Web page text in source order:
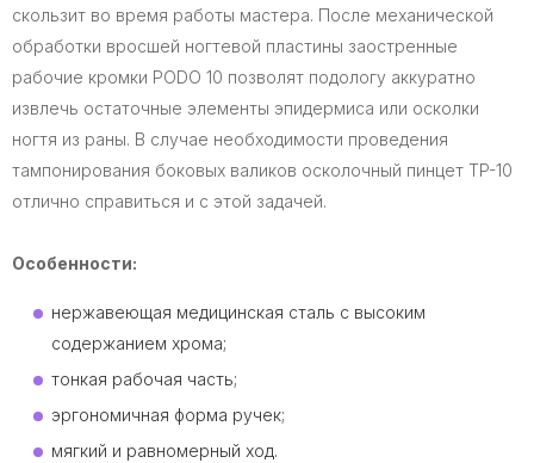
скользит во время работы мастера. После механической
обработки вросшей ногтевой пластины заостренные
рабочие кромки PODO 10 позволят подологу аккуратно
извлечь остаточные элементы эпидермиса или осколки
ногтя из раны. В случае необходимости проведения
тампонирования боковых валиков осколочный пинцет TP-10
отлично справиться и с этой задачей.
Особенности:
нержавеющая медицинская сталь с высоким
содержанием хрома;
тонкая рабочая часть;
эргономичная форма ручек;
мягкий и равномерный ход.